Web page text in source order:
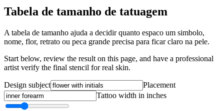
Tabela de tamanho de tatuagem
A tabela de tamanho ajuda a decidir quanto espaco um simbolo,
nome, flor, retrato ou peca grande precisa para ficar claro na pele.
Start below, review the result on this page, and have a professional
artist verify the final stencil for real skin.
Design subject
Placement
Tattoo width in inches